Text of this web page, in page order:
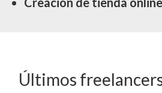
Últimos